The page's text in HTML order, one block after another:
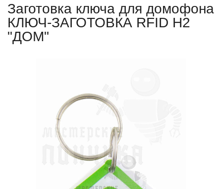
Заготовка ключа для домофона
КЛЮЧ-ЗАГОТОВКА RFID H2
"ДОМ"